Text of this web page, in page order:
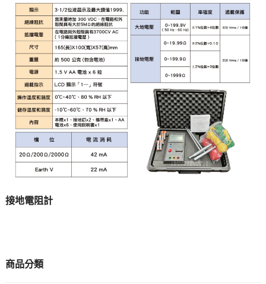
接地電阻計
商品分類